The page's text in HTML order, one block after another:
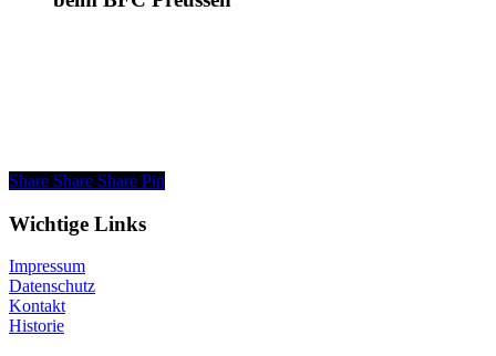
Share Share Share Pin
Wichtige Links
Impressum
Datenschutz
Kontakt
Historie